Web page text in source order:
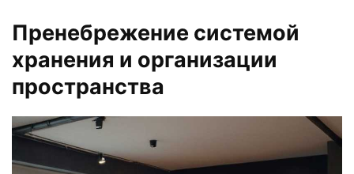
Пренебрежение системой
хранения и организации
пространства